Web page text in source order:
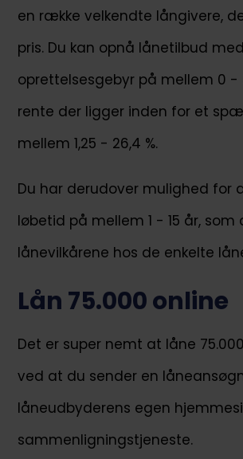
en række velkendte långivere,
pris. Du kan opnå lånetilbud
oprettelsesgebyr på mellem 0 -
rente der ligger inden for et
mellem 1,25 - 26,4 %.
Du har derudover mulighed for
løbetid på mellem 1 - 15 år,
lånevilkårene hos de enkelte
Lån 75.000 online
Det er super nemt at låne
ved at du sender en
låneudbyderens egen
sammenligningstjeneste.